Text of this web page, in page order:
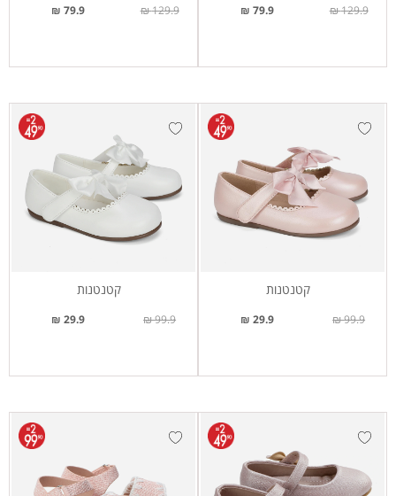
79.9 ₪ 129.9 ₪
79.9 ₪ 129.9 ₪
קטנטנות
29.9 ₪ 99.9 ₪
קטנטנות
29.9 ₪ 99.9 ₪